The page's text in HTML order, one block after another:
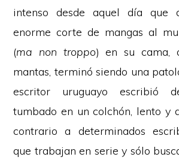
intenso desde aquel día que
enorme corte de mangas al
(ma non troppo) en su cama,
mantas, terminó siendo una
escritor uruguayo escribió
tumbado en un colchón, lento y
contrario a determinados
que trabajan en serie y sólo